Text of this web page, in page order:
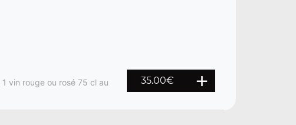
vin rouge ou rosé 75 cl au
35.00€